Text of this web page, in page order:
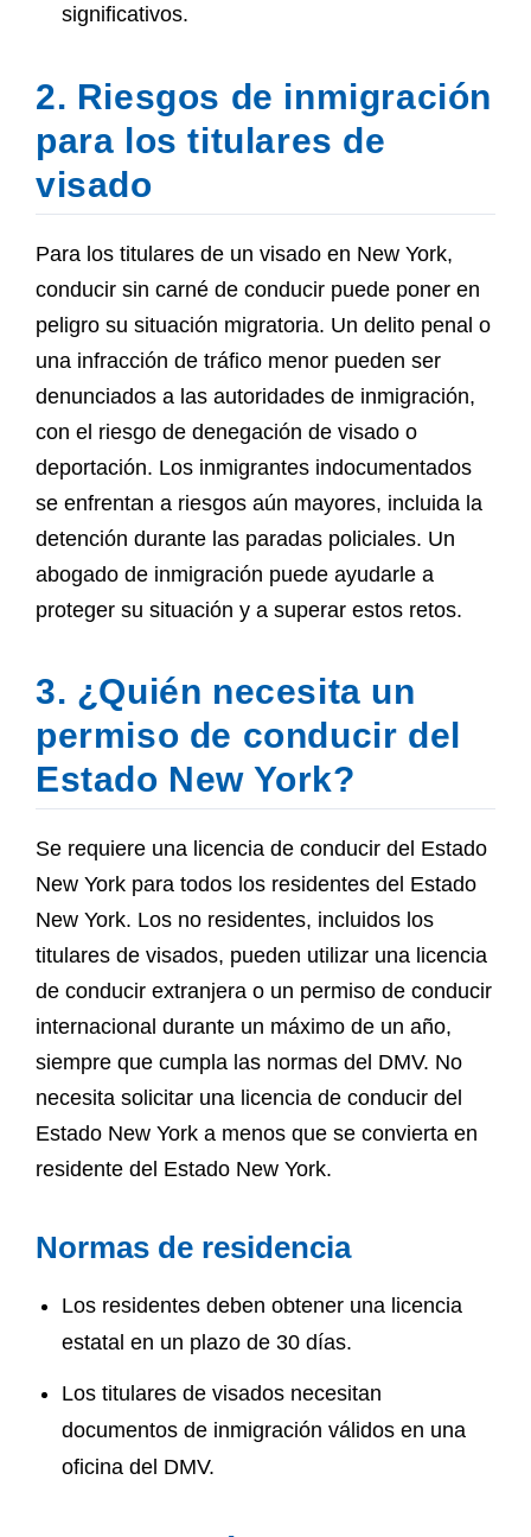
significativos.
2. Riesgos de inmigración
para los titulares de
visado
Para los titulares de un visado en New York,
conducir sin carné de conducir puede poner en
peligro su situación migratoria. Un delito penal o
una infracción de tráfico menor pueden ser
denunciados a las autoridades de inmigración,
con el riesgo de denegación de visado o
deportación. Los inmigrantes indocumentados
se enfrentan a riesgos aún mayores, incluida la
detención durante las paradas policiales. Un
abogado de inmigración puede ayudarle a
proteger su situación y a superar estos retos.
3. ¿Quién necesita un
permiso de conducir del
Estado New York?
Se requiere una licencia de conducir del Estado
New York para todos los residentes del Estado
New York. Los no residentes, incluidos los
titulares de visados, pueden utilizar una licencia
de conducir extranjera o un permiso de conducir
internacional durante un máximo de un año,
siempre que cumpla las normas del DMV. No
necesita solicitar una licencia de conducir del
Estado New York a menos que se convierta en
residente del Estado New York.
Normas de residencia
Los residentes deben obtener una licencia
estatal en un plazo de 30 días.
Los titulares de visados necesitan
documentos de inmigración válidos en una
oficina del DMV.